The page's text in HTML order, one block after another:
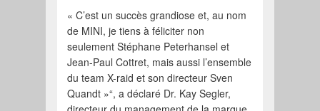
« C’est un succès grandiose et, au nom
de MINI, je tiens à féliciter non
seulement Stéphane Peterhansel et
Jean-Paul Cottret, mais aussi l’ensemble
du team X-raid et son directeur Sven
Quandt »“, a déclaré Dr. Kay Segler,